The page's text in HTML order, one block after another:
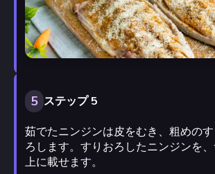
5 ステップ 5
茹でたニンジンは皮をむき、粗めの
ろします。すりおろしたニンジンを
上に載せます。